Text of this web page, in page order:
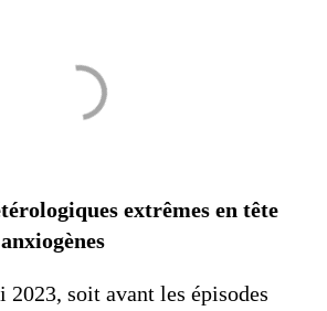
extrêmes en tête
2023, soit avant les épisodes